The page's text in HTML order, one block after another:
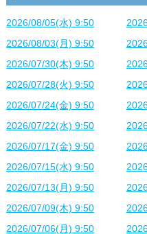
2026/08/05(水) 9:50
2026/08/03(月) 9:50
2026/07/30(木) 9:50
2026/07/28(火) 9:50
2026/07/24(金) 9:50
2026/07/22(水) 9:50
2026/07/17(金) 9:50
2026/07/15(水) 9:50
2026/07/13(月) 9:50
2026/07/09(木) 9:50
2026/07/06(月) 9:50